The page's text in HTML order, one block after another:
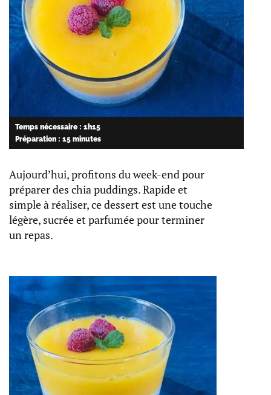
Temps nécessaire : 1h15
Préparation : 15 minutes
Aujourd’hui, profitons du week-end pour
préparer des chia puddings. Rapide et
simple à réaliser, ce dessert est une touche
légère, sucrée et parfumée pour terminer
un repas.